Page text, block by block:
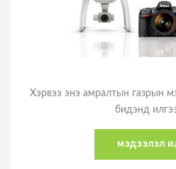
Хэрвээ энэ амралтын газрын
бидэнд
мэдээлэл